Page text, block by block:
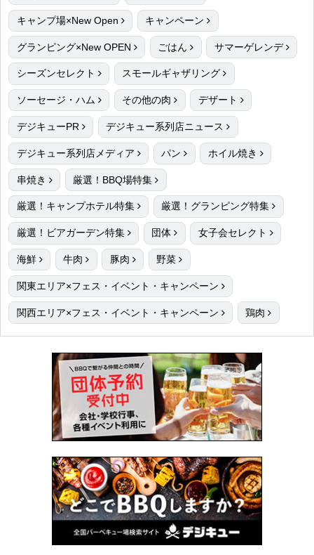
キャンプ場×New Open キャンペーン
グランピング×New OPEN ごはん サマーゲレンデ
シーズンセレクト スモールギャザリング
ソーセージ・ハム その他の肉 デザート
デジキューPR デジキュー系列店ニュース
デジキュー系列店メディア パン ホイル焼き
串焼き 厳選！BBQ場特集
厳選！キャンプホテル特集 厳選！グランピング特集
厳選！ビアガーデン特集 団体 女子会セレクト
海鮮 牛肉 豚肉 野菜
関東エリア×フェス・イベント・キャンペーン
関西エリア×フェス・イベント・キャンペーン 鶏肉